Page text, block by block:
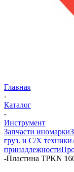
Главная
-
Каталог
-
Инструмент
Запчасти иномарки
груз. и С/Х техники
принадлежности
-Пластина TPKN